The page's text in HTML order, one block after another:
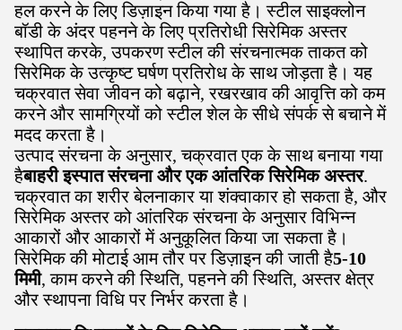
हल करने के लिए डिज़ाइन किया गया है। स्टील साइक्लोन
बॉडी के अंदर पहनने के लिए प्रतिरोधी सिरेमिक अस्तर
स्थापित करके, उपकरण स्टील की संरचनात्मक ताकत को
सिरेमिक के उत्कृष्ट घर्षण प्रतिरोध के साथ जोड़ता है। यह
चक्रवात सेवा जीवन को बढ़ाने, रखरखाव की आवृत्ति को कम
करने और सामग्रियों को स्टील शेल के सीधे संपर्क से बचाने में
मदद करता है।
उत्पाद संरचना के अनुसार, चक्रवात एक के साथ बनाया गया
हैबाहरी इस्पात संरचना और एक आंतरिक सिरेमिक अस्तर.
चक्रवात का शरीर बेलनाकार या शंक्वाकार हो सकता है, और
सिरेमिक अस्तर को आंतरिक संरचना के अनुसार विभिन्न
आकारों और आकारों में अनुकूलित किया जा सकता है।
सिरेमिक की मोटाई आम तौर पर डिज़ाइन की जाती है5-10
मिमी, काम करने की स्थिति, पहनने की स्थिति, अस्तर क्षेत्र
और स्थापना विधि पर निर्भर करता है।